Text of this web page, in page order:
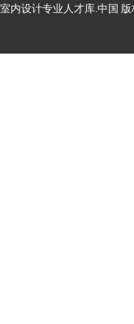
室内设计专业人才库.中国